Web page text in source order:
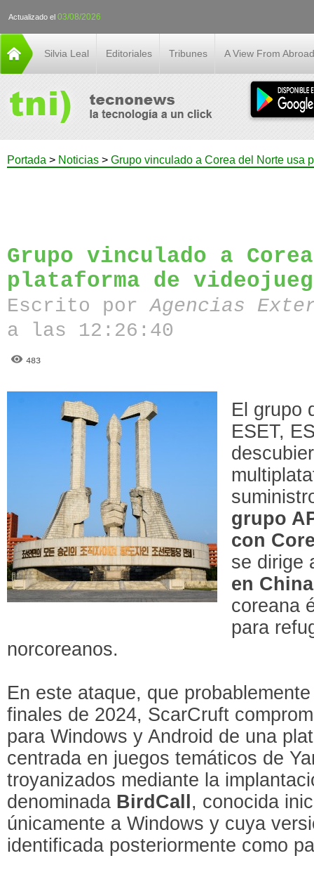
Actualizado el 03/08/2026
Silvia Leal Editoriales Tribunes A View From Abroad
Portada > Noticias > Grupo vinculado a Corea del Norte usa
Grupo vinculado a
plataforma de
Escrito porAgencias
a las 12:26:40
483
El grupo
ESET,
grupo
con
se dirige
en China
coreana
para
norcoreanos.
En este ataque, que
finales de 2024, ScarCruft
para Windows y Android de una
centrada en juegos temáticos de
troyanizados mediante la
denominada BirdCall, conocida
únicamente a Windows y cuya
identificada posteriormente como